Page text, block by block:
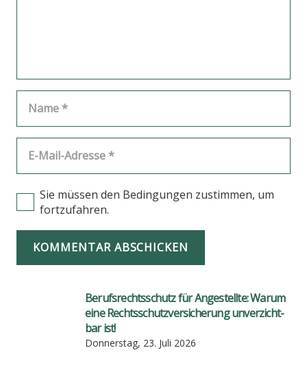
Sie müssen den Bedingungen zustimmen, um
fortzufahren.
KOMMENTAR ABSCHICKEN
Berufs­rechts­schutz für Ange­stell­te: War­um
eine Rechts­schutz­ver­si­che­rung unver­zicht­
bar ist!
Donnerstag, 23. Juli 2026